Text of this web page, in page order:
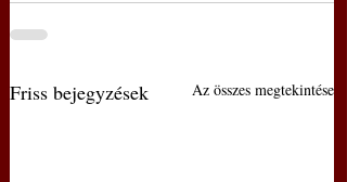
Friss bejegyzések Az összes megtekintése